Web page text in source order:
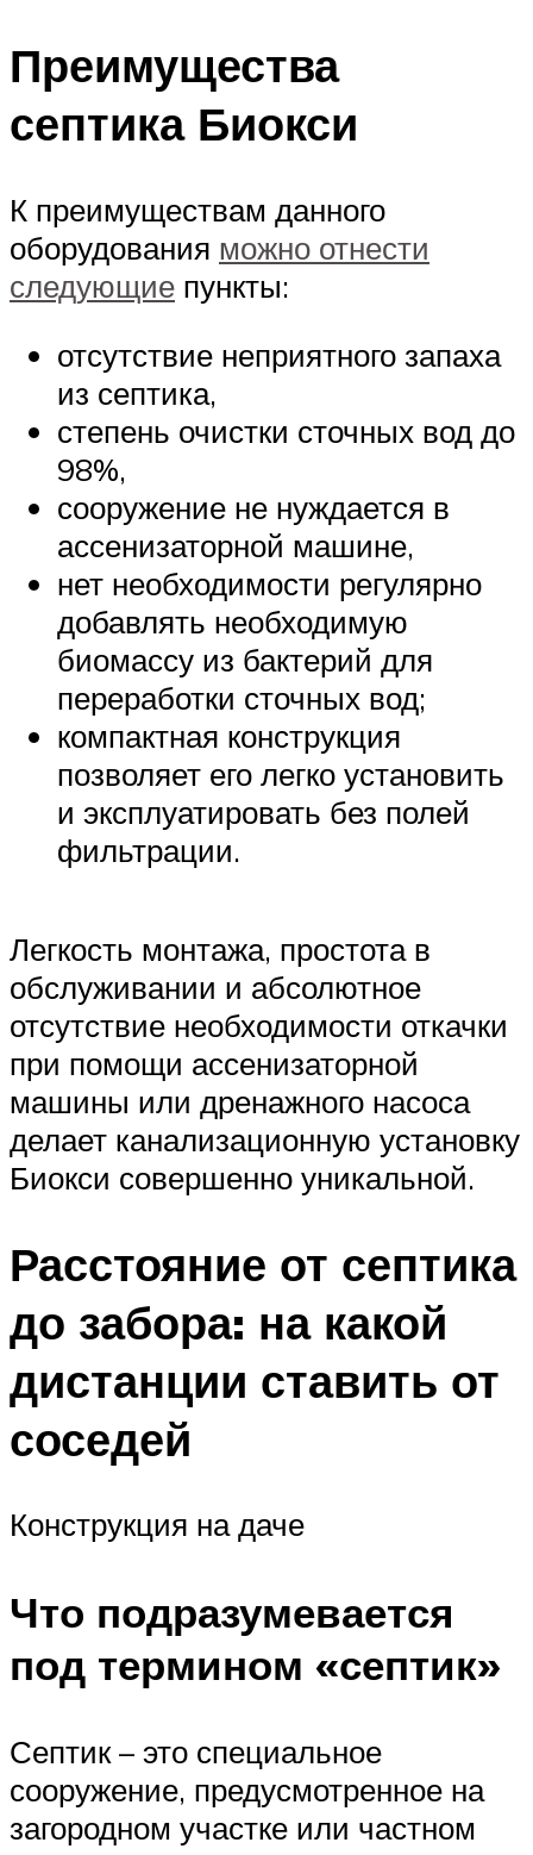
Преимущества
септика Биокси
К преимуществам данного
оборудования можно отнести
следующие пункты:
отсутствие неприятного запаха
из септика,
степень очистки сточных вод до
98%,
сооружение не нуждается в
ассенизаторной машине,
нет необходимости регулярно
добавлять необходимую
биомассу из бактерий для
переработки сточных вод;
компактная конструкция
позволяет его легко установить
и эксплуатировать без полей
фильтрации.
Легкость монтажа, простота в
обслуживании и абсолютное
отсутствие необходимости откачки
при помощи ассенизаторной
машины или дренажного насоса
делает канализационную установку
Биокси совершенно уникальной.
Расстояние от септика
до забора: на какой
дистанции ставить от
соседей
Конструкция на даче
Что подразумевается
под термином «септик»
Септик – это специальное
сооружение, предусмотренное на
загородном участке или частном